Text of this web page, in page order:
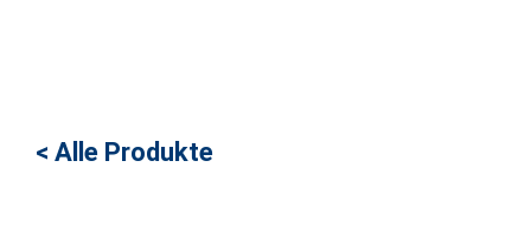
< Alle Produkte